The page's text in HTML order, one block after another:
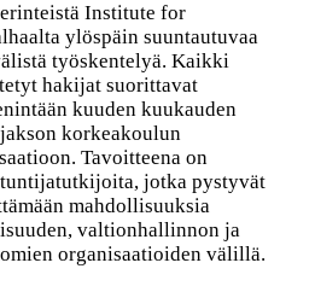
Institute for
ylöspäin suuntautuvaa
työskentelyä. Kaikki
hakijat suorittavat
kuuden kuukauden
korkeakoulun
Tavoitteena on
jotka pystyvät
mahdollisuuksia
valtionhallinnon ja
organisaatioiden välillä.